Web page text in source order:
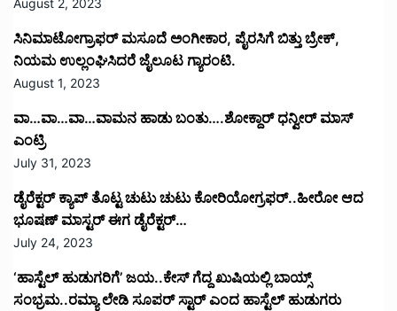
ಸಿನಿಮಾಟೋಗ್ರಾಫರ್ ಮಸೂದೆ ಅಂಗೀಕಾರ, ಪೈರಸಿಗೆ ಬಿತ್ತು ಬ್ರೇಕ್,
ನಿಯಮ ಉಲ್ಲಂಘಿಸಿದರೆ ಜೈಲೂಟ ಗ್ಯಾರಂಟಿ.
August 1, 2023
ವಾ…ವಾ…ವಾ…ವಾಮನ ಹಾಡು ಬಂತು….ಶೋಕ್ದಾರ್ ಧನ್ವೀರ್ ಮಾಸ್
ಎಂಟ್ರಿ
July 31, 2023
ಡೈರೆಕ್ಟರ್ ಕ್ಯಾಪ್ ತೊಟ್ಟ ಚುಟು ಚುಟು ಕೋರಿಯೋಗ್ರಫರ್..ಹೀರೋ ಆದ
ಭೂಷಣ್ ಮಾಸ್ಟರ್ ಈಗ ಡೈರೆಕ್ಟರ್…
July 24, 2023
‘ಹಾಸ್ಟೆಲ್ ಹುಡುಗರಿಗೆ’ ಜಯ..ಕೇಸ್ ಗೆದ್ದ ಖುಷಿಯಲ್ಲಿ ಬಾಯ್ಸ್
ಸಂಭ್ರಮ..ರಮ್ಯಾ ಲೇಡಿ ಸೂಪರ್ ಸ್ಟಾರ್ ಎಂದ ಹಾಸ್ಟೆಲ್ ಹುಡುಗರು